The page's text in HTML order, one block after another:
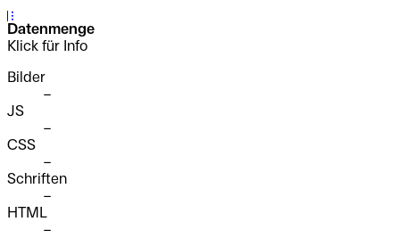
...
Datenmenge
Klick für Info
Bilder
–
JS
–
CSS
–
Schriften
–
HTML
–